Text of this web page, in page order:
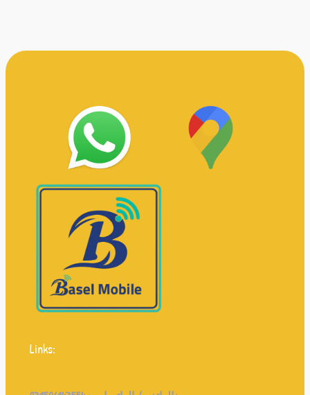
Links: